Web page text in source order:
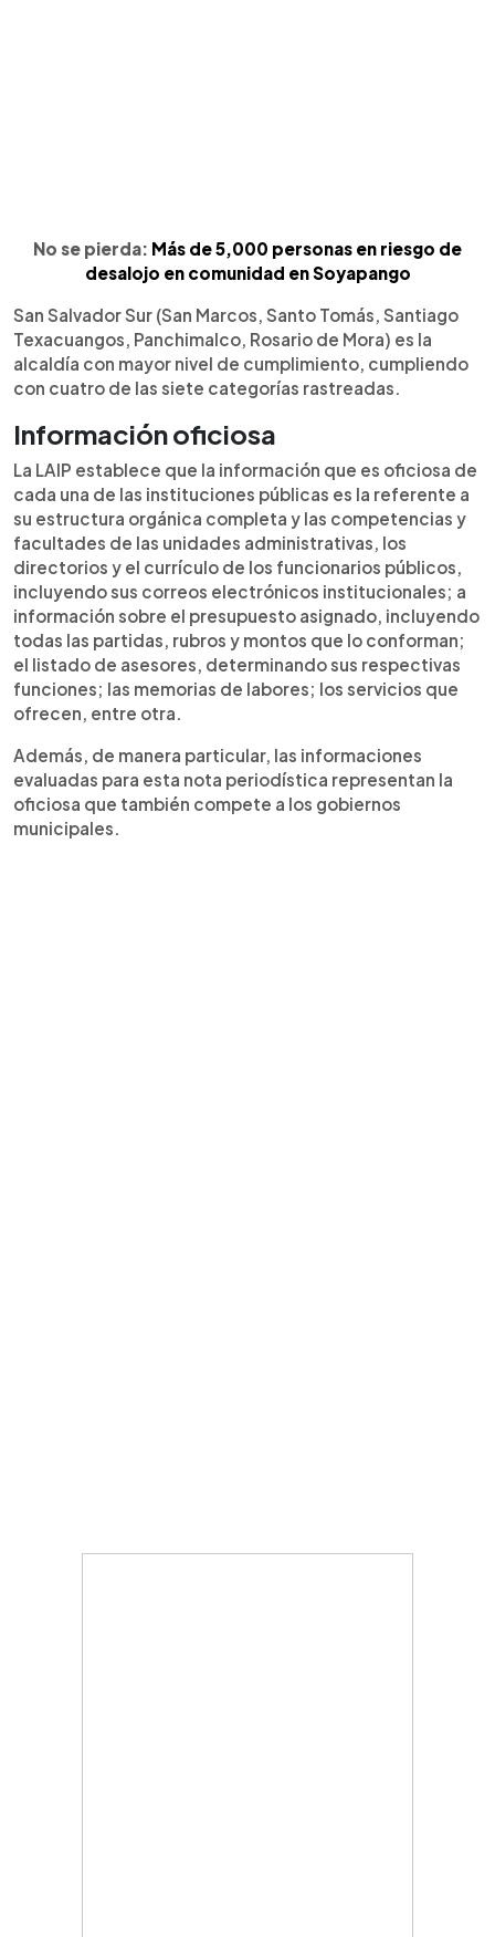
No se pierda: Más de 5,000 personas en riesgo de
desalojo en comunidad en Soyapango
San Salvador Sur (San Marcos, Santo Tomás, Santiago
Texacuangos, Panchimalco, Rosario de Mora) es la
alcaldía con mayor nivel de cumplimiento, cumpliendo
con cuatro de las siete categorías rastreadas.
Información oficiosa
La LAIP establece que la información que es oficiosa de
cada una de las instituciones públicas es la referente a
su estructura orgánica completa y las competencias y
facultades de las unidades administrativas, los
directorios y el currículo de los funcionarios públicos,
incluyendo sus correos electrónicos institucionales; a
información sobre el presupuesto asignado, incluyendo
todas las partidas, rubros y montos que lo conforman;
el listado de asesores, determinando sus respectivas
funciones; las memorias de labores; los servicios que
ofrecen, entre otra.
Además, de manera particular, las informaciones
evaluadas para esta nota periodística representan la
oficiosa que también compete a los gobiernos
municipales.